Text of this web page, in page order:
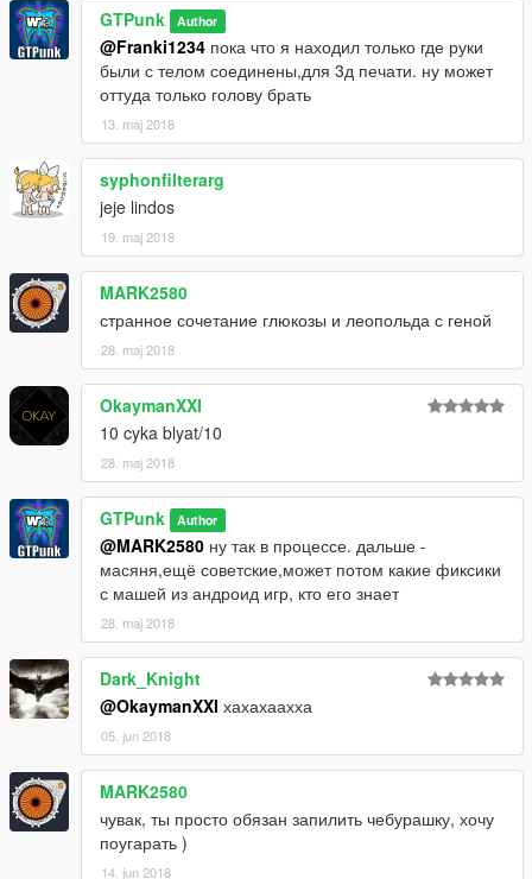
GTPunk Author
@Franki1234 пока что я находил только где руки
были с телом соединены,для 3д печати. ну может
оттуда только голову брать
13. maj 2018
syphonfilterarg
jeje lindos
19. maj 2018
MARK2580
странное сочетание глюкозы и леопольда с геной
28. maj 2018
OkaymanXXI
10 cyka blyat/10
28. maj 2018
GTPunk Author
@MARK2580 ну так в процессе. дальше -
масяня,ещё советские,может потом какие фиксики
с машей из андроид игр, кто его знает
28. maj 2018
Dark_Knight
@OkaymanXXI хахахаахха
05. jun 2018
MARK2580
чувак, ты просто обязан запилить чебурашку, хочу
поугарать )
14. jun 2018